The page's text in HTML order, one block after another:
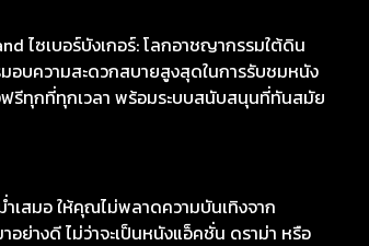
ไซเบอร์บังเกอร์: โลกอาชญากรรมใต้ดิน
อบความสะดวกสบายสูงสุดในการรับชมหนัง
รีทุกที่ทุกเวลา พร้อมระบบสนับสนุนที่ทันสมัย
เสมอ ให้คุณไม่พลาดความบันเทิงจาก
ย่างดี ไม่ว่าจะเป็นหนังแอ็คชั่น ดราม่า หรือ